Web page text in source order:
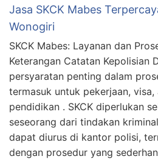
Jasa SKCK Mabes
Wonogiri
SKCK Mabes: Layanan dan
Keterangan Catatan Kepolisian
persyaratan penting dalam
termasuk untuk pekerjaan,
pendidikan . SKCK diperlukan
seseorang dari tindakan
dapat diurus di kantor polisi,
dengan prosedur yang